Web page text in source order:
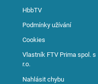
HbbTV
Podmínky užívání
Cookies
Vlastník FTV Prima spol. s
r.o.
Nahlásit chybu